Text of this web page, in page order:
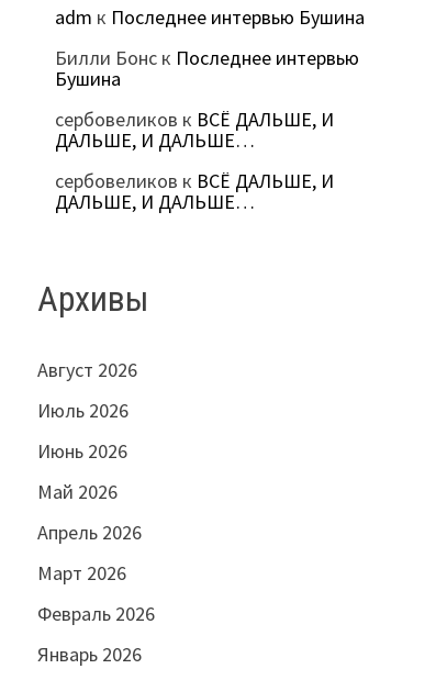
adm к Последнее интервью Бушина
Билли Бонск Последнее интервью
Бушина
сербовеликов к ВСЁ ДАЛЬШЕ, И
ДАЛЬШЕ, И ДАЛЬШЕ…
сербовеликов к ВСЁ ДАЛЬШЕ, И
ДАЛЬШЕ, И ДАЛЬШЕ…
Архивы
Август 2026
Июль 2026
Июнь 2026
Май 2026
Апрель 2026
Март 2026
Февраль 2026
Январь 2026